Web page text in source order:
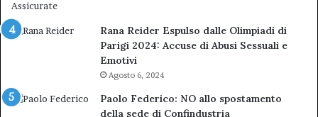
Rana Reider Espulso dalle Olimpiadi di
Parigi 2024: Accuse di Abusi Sessuali e
Emotivi
Agosto 6, 2024
Paolo Federico: NO allo spostamento
della sede di Confindustria